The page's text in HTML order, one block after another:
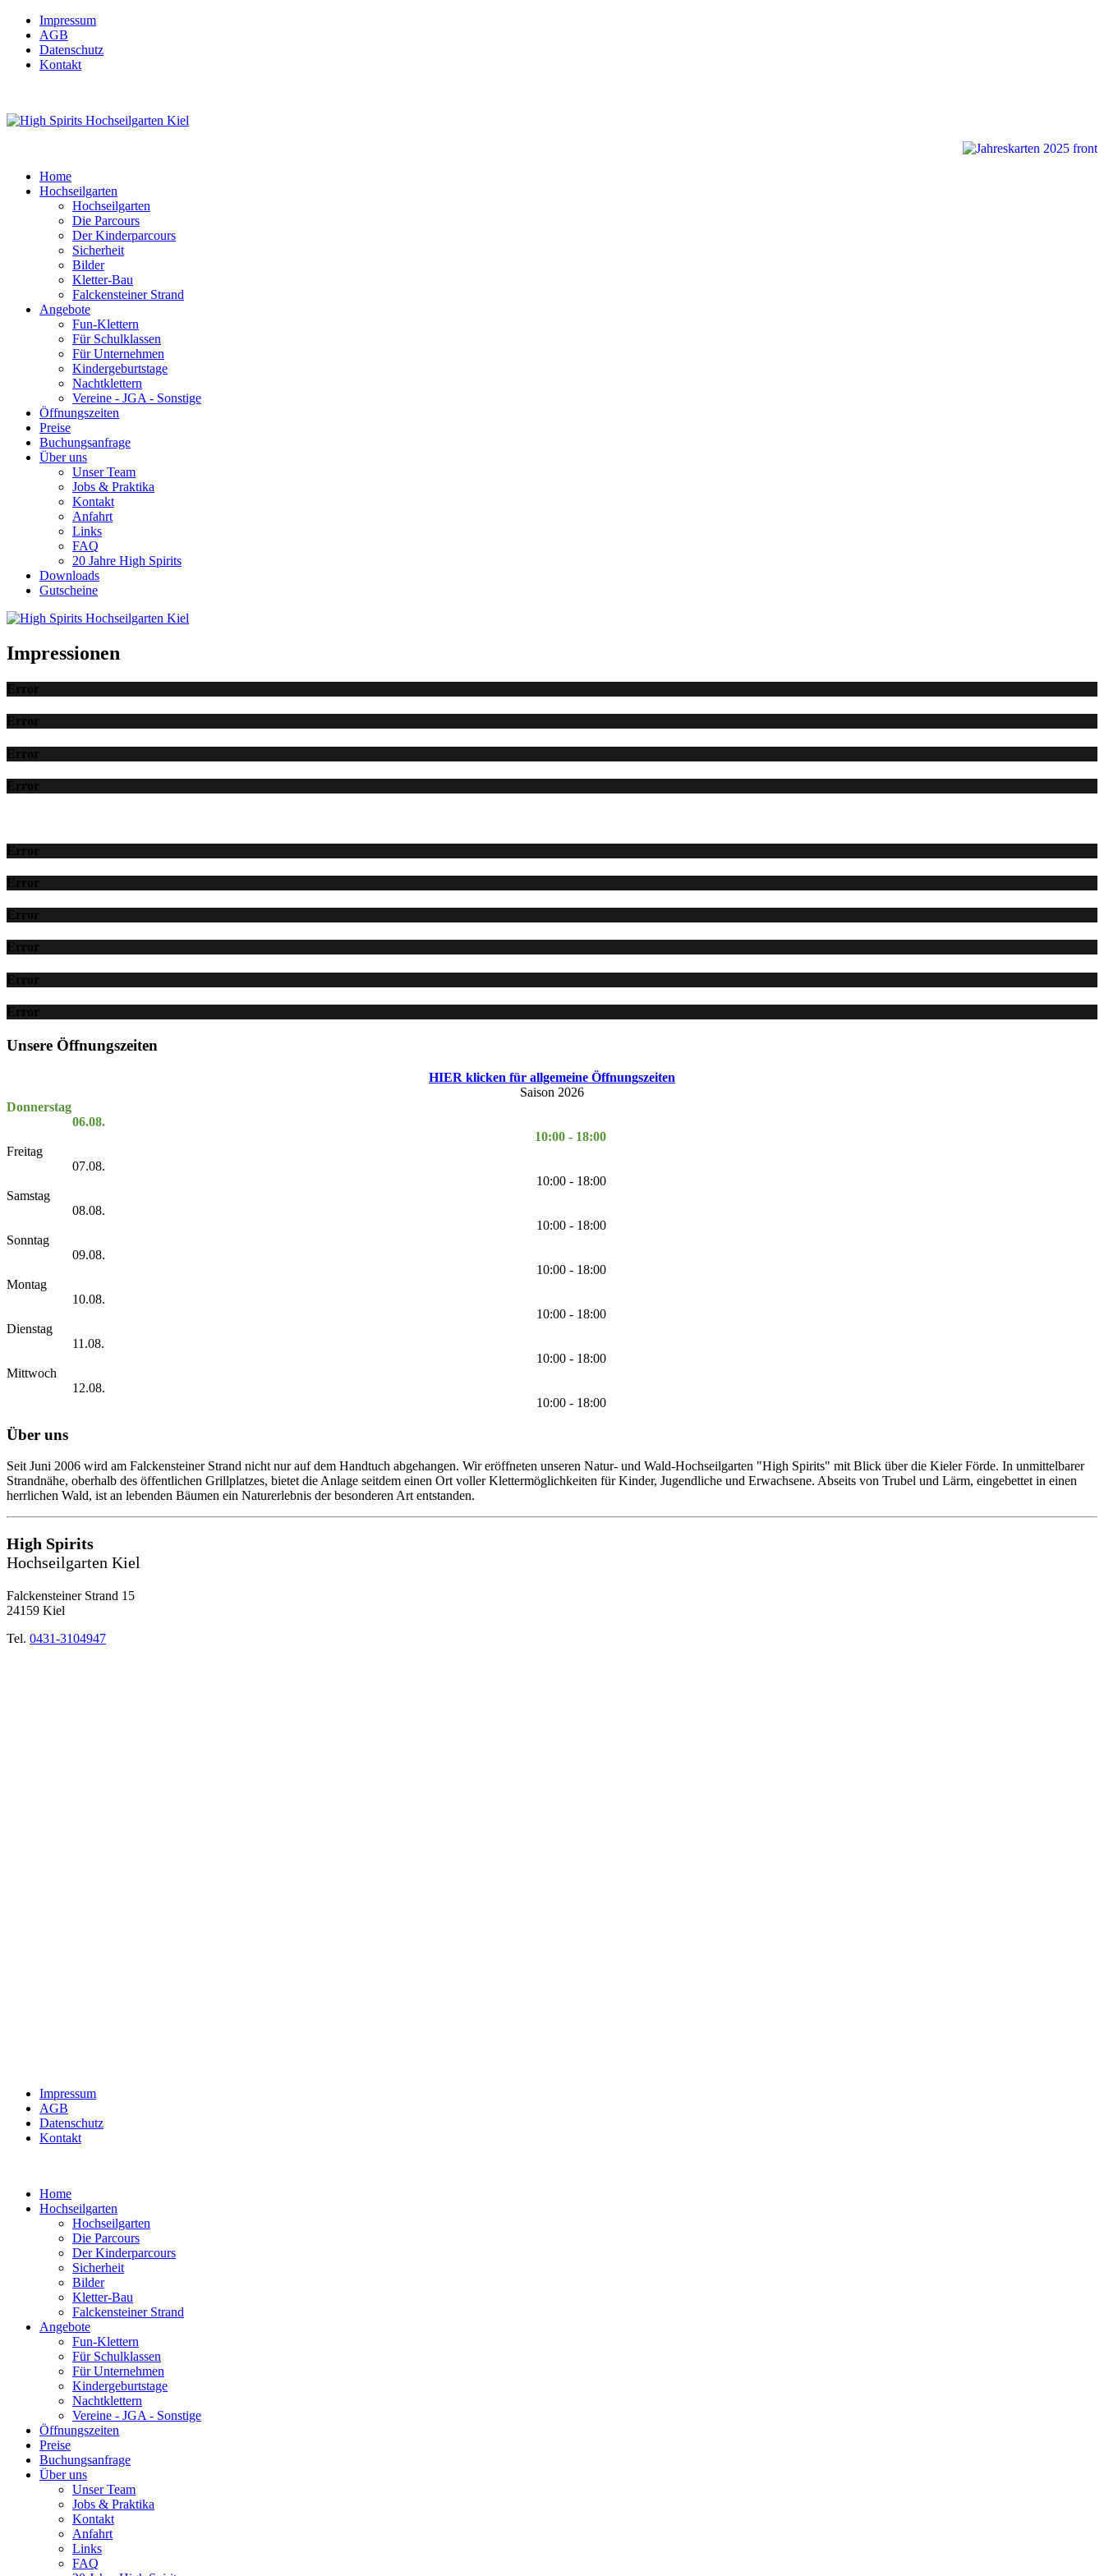
Impressum
AGB
Datenschutz
Kontakt
Home
Hochseilgarten
Hochseilgarten
Die Parcours
Der Kinderparcours
Sicherheit
Bilder
Kletter-Bau
Falckensteiner Strand
Angebote
Fun-Klettern
Für Schulklassen
Für Unternehmen
Kindergeburtstage
Nachtklettern
Vereine - JGA - Sonstige
Öffnungszeiten
Preise
Buchungsanfrage
Über uns
Unser Team
Jobs & Praktika
Kontakt
Anfahrt
Links
FAQ
20 Jahre High Spirits
Downloads
Gutscheine
Impressionen
Error
Error
Error
Error
Error
Error
Error
Error
Error
Error
Unsere Öffnungszeiten
HIER klicken für allgemeine Öffnungszeiten
Saison 2026
Donnerstag
06.08.
10:00 - 18:00
Freitag
07.08.
10:00 - 18:00
Samstag
08.08.
10:00 - 18:00
Sonntag
09.08.
10:00 - 18:00
Montag
10.08.
10:00 - 18:00
Dienstag
11.08.
10:00 - 18:00
Mittwoch
12.08.
10:00 - 18:00
Über uns
Seit Juni 2006 wird am Falckensteiner Strand nicht nur auf dem Handtuch abgehangen. Wir eröffneten unseren Natur- und Wald-Hochseilgarten "High Spirits" mit Blick über die Kieler Förde. In unmittelbarer
Strandnähe, oberhalb des öffentlichen Grillplatzes, bietet die Anlage seitdem einen Ort voller Klettermöglichkeiten für Kinder, Jugendliche und Erwachsene. Abseits von Trubel und Lärm, eingebettet in einen
herrlichen Wald, ist an lebenden Bäumen ein Naturerlebnis der besonderen Art entstanden.
High Spirits
Hochseilgarten Kiel
Falckensteiner Strand 15
24159 Kiel
Tel. 0431-3104947
Impressum
AGB
Datenschutz
Kontakt
Home
Hochseilgarten
Hochseilgarten
Die Parcours
Der Kinderparcours
Sicherheit
Bilder
Kletter-Bau
Falckensteiner Strand
Angebote
Fun-Klettern
Für Schulklassen
Für Unternehmen
Kindergeburtstage
Nachtklettern
Vereine - JGA - Sonstige
Öffnungszeiten
Preise
Buchungsanfrage
Über uns
Unser Team
Jobs & Praktika
Kontakt
Anfahrt
Links
FAQ